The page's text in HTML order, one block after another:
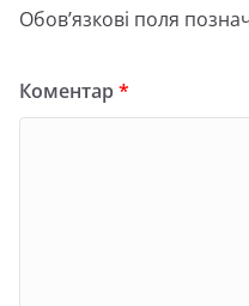
Обов’язкові поля
Коментар*